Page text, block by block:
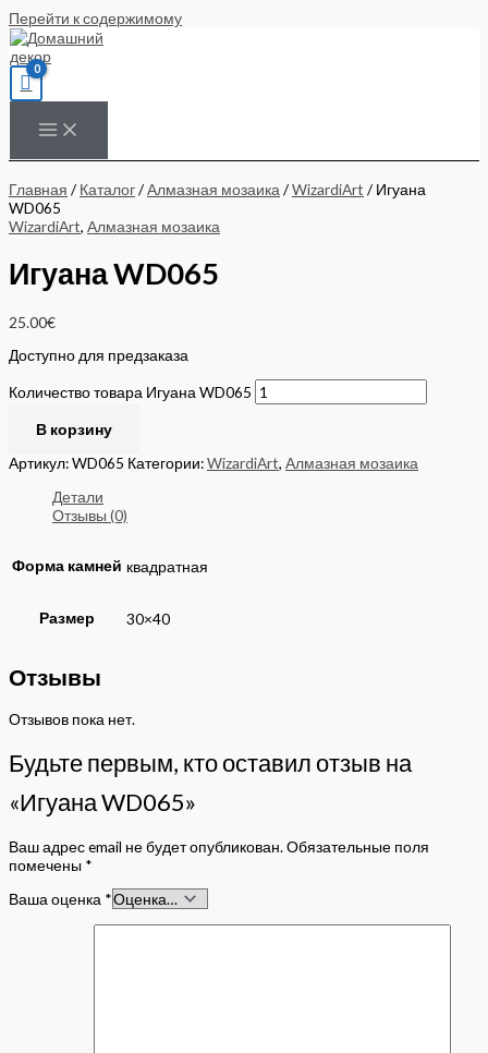
Перейти к содержимому
Главная / Каталог/Алмазная мозаика /WizardiArt / Игуана
WD065
WizardiArt, Алмазная мозаика
Игуана WD065
25.00€
Доступно для предзаказа
Количество товара Игуана WD065
В корзину
Артикул:WD065 Категории:WizardiArt, Алмазная мозаика
Детали
Отзывы (0)
Форма камней квадратная
Размер 30×40
Отзывы
Отзывов пока нет.
Будьте первым, кто оставил отзыв на
«Игуана WD065»
Ваш адрес email не будет опубликован.Обязательные поля
помечены *
Ваша оценка *